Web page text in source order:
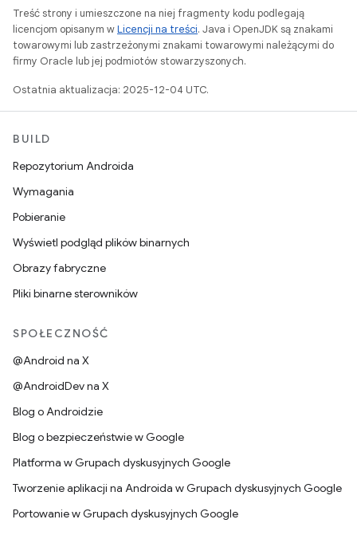
Treść strony i umieszczone na niej fragmenty kodu podlegają
licencjom opisanym wLicencji na treści. Java i OpenJDK są znakami
towarowymi lub zastrzeżonymi znakami towarowymi należącymi do
firmy Oracle lub jej podmiotów stowarzyszonych.
Ostatnia aktualizacja: 2025-12-04 UTC.
BUILD
Repozytorium Androida
Wymagania
Pobieranie
Wyświetl podgląd plików binarnych
Obrazy fabryczne
Pliki binarne sterowników
SPOŁECZNOŚĆ
@Android na X
@AndroidDev na X
Blog o Androidzie
Blog o bezpieczeństwie w Google
Platforma w Grupach dyskusyjnych Google
Tworzenie aplikacji na Androida w Grupach dyskusyjnych Google
Portowanie w Grupach dyskusyjnych Google